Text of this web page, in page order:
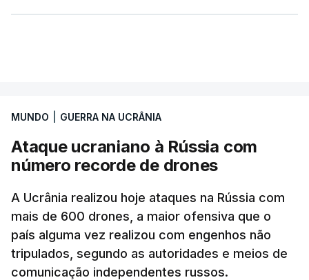
MUNDO GUERRA NA UCRÂNIA
Ataque ucraniano à Rússia com
número recorde de drones
A Ucrânia realizou hoje ataques na Rússia com
mais de 600 drones, a maior ofensiva que o
país alguma vez realizou com engenhos não
tripulados, segundo as autoridades e meios de
comunicação independentes russos.